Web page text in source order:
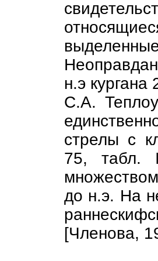
н.э
С.А.
стрелы с
75, табл.
до н.э. На
[Членова,